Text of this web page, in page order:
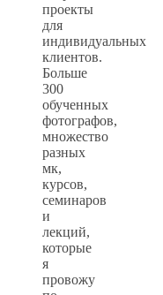
проекты
для
индивидуальных
клиентов.
Больше
300
обученных
фотографов,
множество
разных
мк,
курсов,
семинаров
и
лекций,
которые
я
провожу